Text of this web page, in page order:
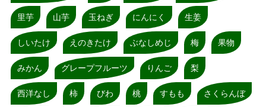
里芋 山芋 玉ねぎ にんにく 生姜
しいたけ えのきたけ ぶなしめじ 梅 果物
みかん グレープフルーツ りんご 梨
西洋なし 柿 びわ 桃 すもも さくらんぼ